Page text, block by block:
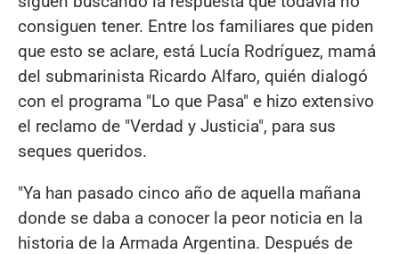
consiguen tener. Entre los familiares que piden
que esto se aclare, está Lucía Rodríguez, mamá
del submarinista Ricardo Alfaro, quién dialogó
con el programa "Lo que Pasa" e hizo extensivo
el reclamo de "Verdad y Justicia", para sus
seques queridos.
"Ya han pasado cinco año de aquella mañana
donde se daba a conocer la peor noticia en la
historia de la Armada Argentina. Después de